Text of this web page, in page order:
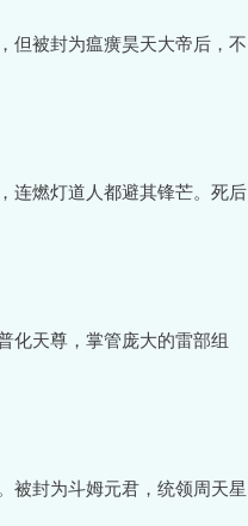
但被封为瘟癀昊天大帝后，不
连燃灯道人都避其锋芒。死后
化天尊，掌管庞大的雷部组
被封为斗姆元君，统领周天星